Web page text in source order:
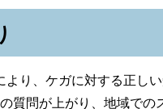
り、ケガに対する正し
質問が上がり、地域で